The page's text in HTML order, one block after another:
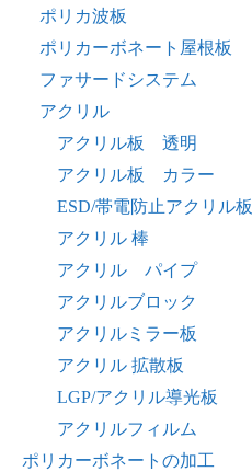
ポリカ波板
ポリカーボネート屋根板
ファサードシステム
アクリル
アクリル板 透明
アクリル板 カラー
ESD/帯電防止アクリル板
アクリル 棒
アクリル パイプ
アクリルブロック
アクリルミラー板
アクリル 拡散板
LGP/アクリル導光板
アクリルフィルム
ポリカーボネートの加工